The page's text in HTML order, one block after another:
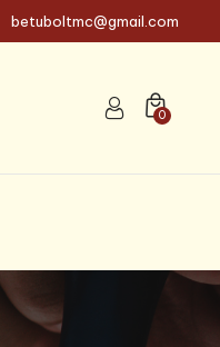
betuboltmc@gmail.com
0